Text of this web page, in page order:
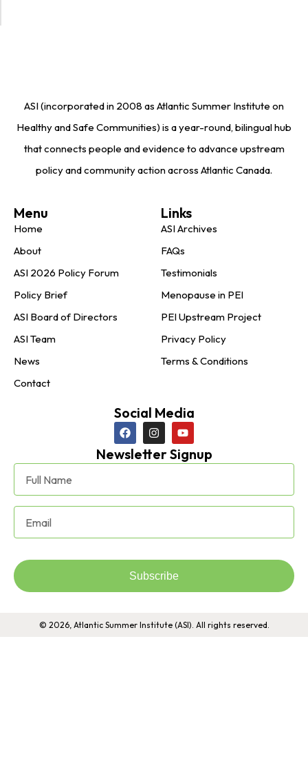
ASI (incorporated in 2008 as Atlantic Summer Institute on
Healthy and Safe Communities) is a year-round, bilingual hub
that connects people and evidence to advance upstream
policy and community action across Atlantic Canada.
Menu
Home
About
ASI 2026 Policy Forum
Policy Brief
ASI Board of Directors
ASI Team
News
Contact
Links
ASI Archives
FAQs
Testimonials
Menopause in PEI
PEI Upstream Project
Privacy Policy
Terms & Conditions
Social Media
Newsletter Signup
Subscribe
© 2026, Atlantic Summer Institute (ASI). All rights reserved.